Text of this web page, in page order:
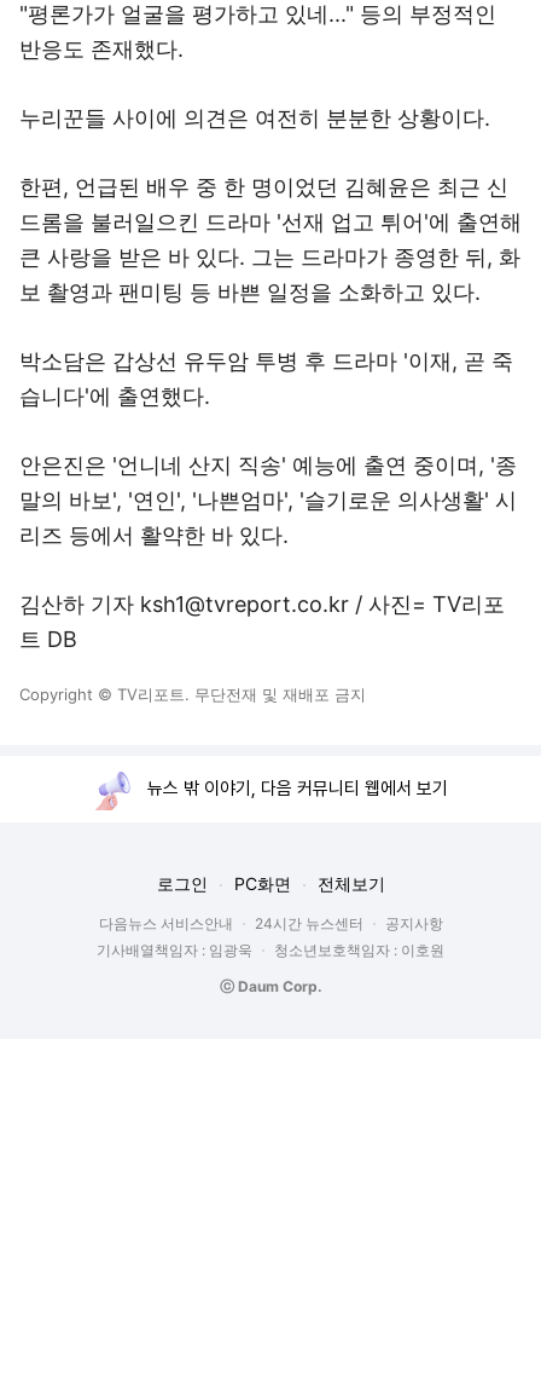
"평론가가 얼굴을 평가하고 있네..." 등의 부정적인
반응도 존재했다.
누리꾼들 사이에 의견은 여전히 분분한 상황이다.
한편, 언급된 배우 중 한 명이었던 김혜윤은 최근 신
드롬을 불러일으킨 드라마 '선재 업고 튀어'에 출연해
큰 사랑을 받은 바 있다. 그는 드라마가 종영한 뒤, 화
보 촬영과 팬미팅 등 바쁜 일정을 소화하고 있다.
박소담은 갑상선 유두암 투병 후 드라마 '이재, 곧 죽
습니다'에 출연했다.
안은진은 '언니네 산지 직송' 예능에 출연 중이며, '종
말의 바보', '연인', '나쁜엄마', '슬기로운 의사생활' 시
리즈 등에서 활약한 바 있다.
김산하 기자 ksh1@tvreport.co.kr / 사진= TV리포
트 DB
Copyright © TV리포트. 무단전재 및 재배포 금지
뉴스 밖 이야기, 다음 커뮤니티 웹에서 보기
로그인 PC화면 전체보기
다음뉴스 서비스안내 24시간 뉴스센터
공지사항
기사배열책임자 : 임광욱
청소년보호책임자 : 이호원
ⓒ Daum Corp.